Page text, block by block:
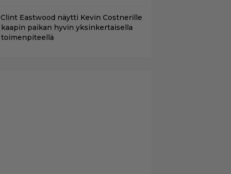
Clint Eastwood näytti Kevin Costnerille
kaapin paikan hyvin yksinkertaisella
toimenpiteellä